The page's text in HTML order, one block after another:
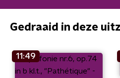
Gedraaid in deze
11:49